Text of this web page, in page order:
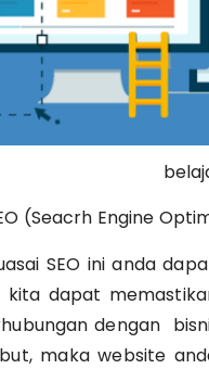
(Seacrh Engine
SEO ini anda
kita dapat
dengan
maka website